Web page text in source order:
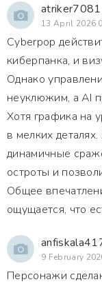
13 April 2026
Cyberpop
киберпанка, и
Однако
неуклюжим, а AI
Хотя графика на
в мелких
динамичные
остроты и
Общее
ощущается, что
9 February
Персонажи